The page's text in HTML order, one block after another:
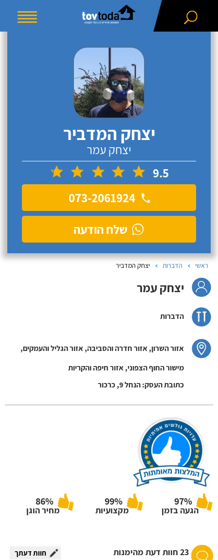
ראשי הדברות יצחק המדביר
יצחק עמר
הדברות
אזור השרון, אזור חדרה והסביבה, אזור הגליל והעמקים,
מישור החוף הצפוני, אזור חיפה והקריות
כתובת העסק: הנחל 9, כרכור
97%
הגעה בזמן
99%
מקצועיות
86%
מחיר הוגן
23 חוות דעת מהימנות חוות דעתך
יצחק המדביר
יצחק עמר
9.5
073-2061924
שלח הודעה